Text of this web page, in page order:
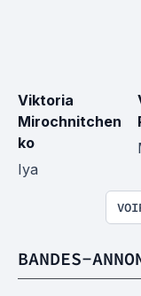
Viktoria
Mirochnitchen
ko
Iya
BANDES-